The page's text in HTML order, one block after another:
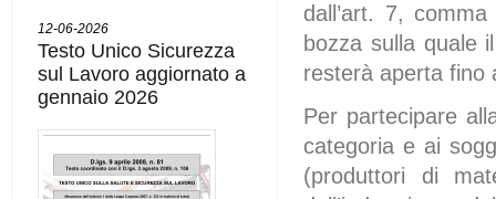
12-06-2026
Testo Unico Sicurezza
sul Lavoro aggiornato a
gennaio 2026
dall’art. 7,
bozza sulla quale
resterà aperta fino
Per partecipare
categoria e ai
(produttori di